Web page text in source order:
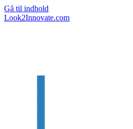
Gå til indhold
Look2Innovate.com